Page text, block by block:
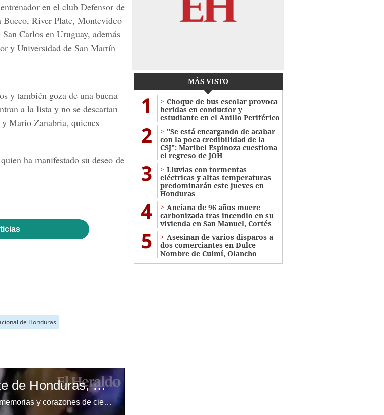
en el club Defensor de
Buceo, River Plate, Montevideo
Carlos en Uruguay, además
y Universidad de San Martín
y también goza de una buena
a la lista y no se descartan
Mario Zanabria, quienes
ha manifestado su deseo de
de Honduras
El legado que deja el expresidente de Honduras, Rafael Leonardo Callejas
No cabe duda que su legado, queda grabado en las memorias y corazones de cientos de hondureños a los que hoy, quien en vida fuera Rafael Leonardo Callejas, sirvió hasta el último de sus días.
MÁS VISTO
1
Choque de bus escolar provoca
heridas en conductor y
estudiante en el Anillo Periférico
2
"Se está encargando de acabar
con la poca credibilidad de la
CSJ": Maribel Espinoza cuestiona
el regreso de JOH
3
Lluvias con tormentas
eléctricas y altas temperaturas
predominarán este jueves en
Honduras
4
Anciana de 96 años muere
carbonizada tras incendio en su
vivienda en San Manuel, Cortés
5
Asesinan de varios disparos a
dos comerciantes en Dulce
Nombre de Culmí, Olancho